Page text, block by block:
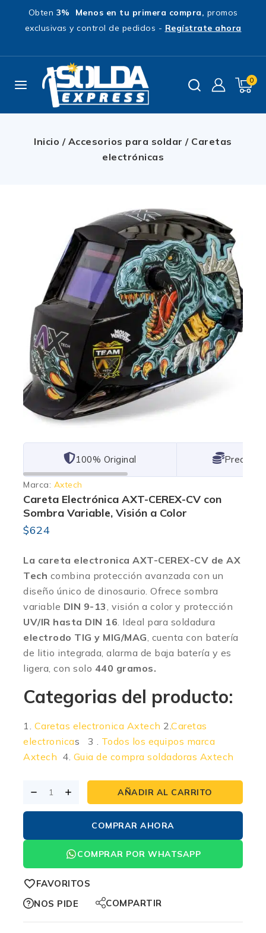
Obten 3% Menos en tu primera compra, promos
exclusivas y control de pedidos - Regístrate ahora
0
Inicio / Accesorios para soldar / Caretas
electrónicas
101% Original Lowest
Marca: Axtech
Careta Electrónica AXT-CEREX-CV con
Sombra Variable, Visión a Color
$624
La careta electronica AXT-CEREX-CV de AX
Tech combina protección avanzada con un
diseño único de dinosaurio. Ofrece sombra
variable DIN 9-13, visión a color y protección
UV/IR hasta DIN 16. Ideal para soldadura
electrodo TIG y MIG/MAG, cuenta con batería
de litio integrada, alarma de baja batería y es
ligera, con solo 440 gramos.
Categorias del producto:
1. Caretas electronica Axtech 2. Caretas
electronicas 3 . Todos los equipos marca
Axtech 4. Guia de compra soldadoras Axtech
AÑADIR AL CARRITO
COMPRAR AHORA
COMPRAR POR WHATSAPP
FAVORITOS
NOS PIDE
COMPARTIR